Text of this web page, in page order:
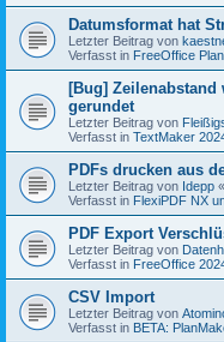
Datumsformat hat
Letzter Beitrag von
Verfasst in FreeOffice
[Bug] Zeilenabstand
gerundet
Letzter Beitrag von
Verfasst in TextMaker
PDFs drucken aus
Letzter Beitrag von Idepp «
Verfasst in FlexiPDF NX
PDF Export
Letzter Beitrag von
Verfasst in FreeOffice
CSV Import
Letzter Beitrag von
Verfasst in BETA: